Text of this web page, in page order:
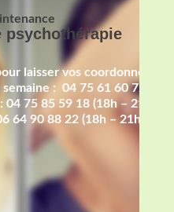
psychothérapie
laisser vos coordonnées et
: 04 75 61 60 72
75 85 59 18 (18h – 21h)
64 90 88 22 (18h – 21h)